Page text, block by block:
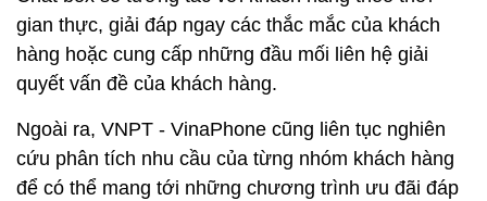
gian thực, giải đáp ngay các thắc mắc của khách
hàng hoặc cung cấp những đầu mối liên hệ giải
quyết vấn đề của khách hàng.
Ngoài ra, VNPT - VinaPhone cũng liên tục nghiên
cứu phân tích nhu cầu của từng nhóm khách hàng
để có thể mang tới những chương trình ưu đãi đáp